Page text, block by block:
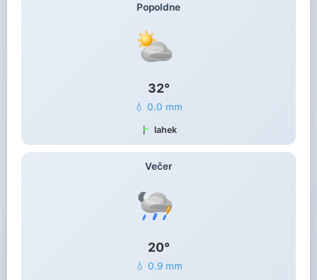
Popoldne
32°
💧 0.0 mm
lahek
Večer
20°
💧 0.9 mm